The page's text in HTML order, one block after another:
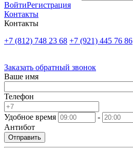
ВойтиРегистрация
Контакты
Контакты
+7 (812) 748 23 68 +7 (921) 445 76 86
Заказать обратный звонок
Ваше имя
Телефон
Удобное время
-
Антибот
Отправить